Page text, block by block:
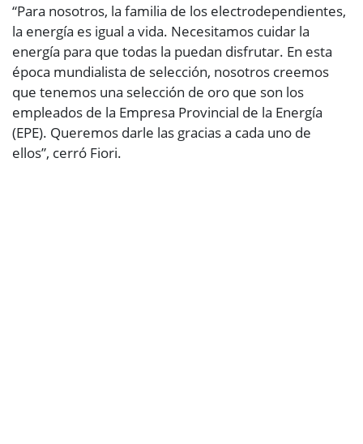
“Para nosotros, la familia de los electrodependientes,
la energía es igual a vida. Necesitamos cuidar la
energía para que todas la puedan disfrutar. En esta
época mundialista de selección, nosotros creemos
que tenemos una selección de oro que son los
empleados de la Empresa Provincial de la Energía
(EPE). Queremos darle las gracias a cada uno de
ellos”, cerró Fiori.